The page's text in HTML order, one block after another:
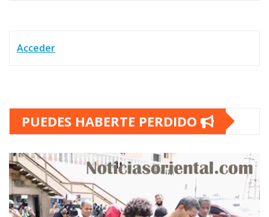
Acceder
PUEDES HABERTE PERDIDO